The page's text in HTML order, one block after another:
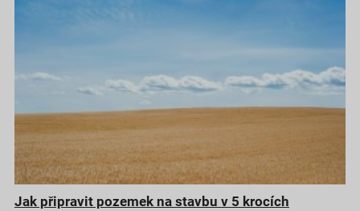
Jak připravit pozemek na stavbu v 5 krocích